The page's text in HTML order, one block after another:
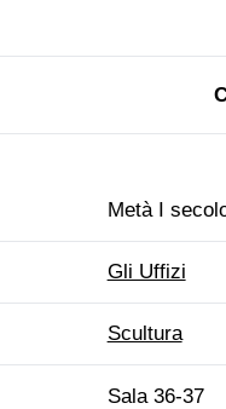
Metà I
Gli Uffizi
Scultura
Sala 36-37